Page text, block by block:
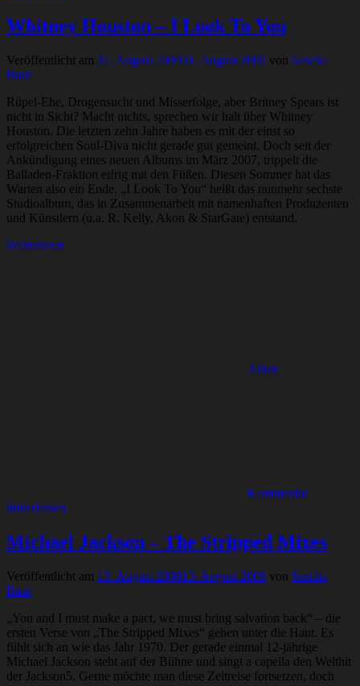
Whitney Houston – I Look To You
Veröffentlicht am 31. August 200931. August 2009 von Sascha
Baur
Rüpel-Ehe, Drogensucht und Misserfolge, aber Britney Spears ist
nicht in Sicht? Macht nichts, sprechen wir halt über Whitney
Houston. Die letzten zehn Jahre haben es mit der einst so
erfolgreichen Soul-Diva nicht gerade gut gemeint. Doch seit der
Ankündigung eines neuen Albums im März 2007, trippelt die
Balladen-Fraktion eifrig mit den Füßen. Diesen Sommer hat das
Warten also ein Ende. „I Look To You“ heißt das nunmehr sechste
Studioalbum, das in Zusammenarbeit mit namenhaften Produzenten
und Künstlern (u.a. R. Kelly, Akon & StarGate) entstand.
Weiterlesen
Alben
Kommentar
hinterlassen
Michael Jackson – The Stripped Mixes
Veröffentlicht am 13. August 200913. August 2009 von Sascha
Baur
„You and I must make a pact, we must bring salvation back“ – die
ersten Verse von „The Stripped Mixes“ gehen unter die Haut. Es
fühlt sich an wie das Jahr 1970. Der gerade einmal 12-jährige
Michael Jackson steht auf der Bühne und singt a capella den Welthit
der Jackson5. Gerne möchte man diese Zeitreise fortsetzen, doch